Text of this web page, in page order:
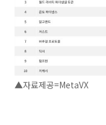
▲자료제공=MetaVX